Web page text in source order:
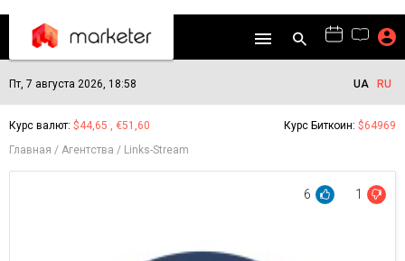
Пт, 7 августа 2026, 18:58 UA RU
Курс валют: $44,65 , €51,60 Курс Биткоин: $64969
Главная
Агентства Links-Stream
6 1